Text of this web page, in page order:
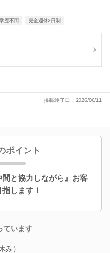
学歴不問 完全週休2日制
掲載終了日：2026/06/11
ポイント
と協力しながら』お客
します！
ています
み）